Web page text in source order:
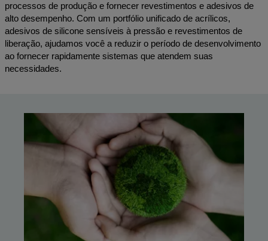
processos de produção e fornecer revestimentos e adesivos de
alto desempenho. Com um portfólio unificado de acrílicos,
adesivos de silicone sensíveis à pressão e revestimentos de
liberação, ajudamos você a reduzir o período de desenvolvimento
ao fornecer rapidamente sistemas que atendem suas
necessidades.